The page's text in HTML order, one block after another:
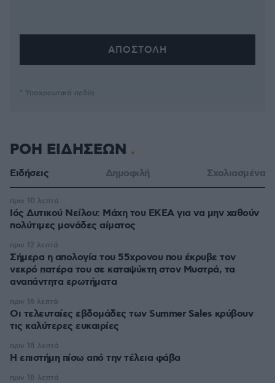
* Υποχρεωτικά πεδία
ΡΟΗ ΕΙΔΗΣΕΩΝ
Ειδήσεις Δημοφιλή Σχολιασμένα
Ιός Δυτικού Νείλου: Μάχη του ΕΚΕΑ για να μην χαθούν
πολύτιμες μονάδες αίματος
πριν 10 λεπτά
Σήμερα η απολογία του 55χρονου που έκρυβε τον
νεκρό πατέρα του σε καταψύκτη στον Μυστρά, τα
αναπάντητα ερωτήματα
πριν 12 λεπτά
Οι τελευταίες εβδομάδες των Summer Sales κρύβουν
τις καλύτερες ευκαιρίες
πριν 16 λεπτά
Η επιστήμη πίσω από την τέλεια φάβα
πριν 18 λεπτά
πριν 18 λεπτά